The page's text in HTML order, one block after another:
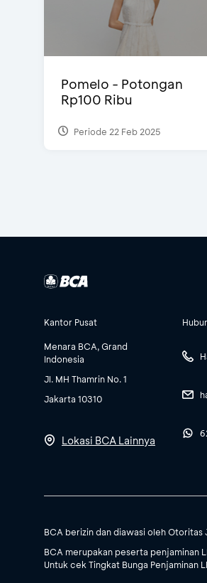
Pomelo - Potongan
Rp100 Ribu
Periode 22 Feb 2025
Kantor Pusat
Menara BCA, Grand
Indonesia
Jl. MH Thamrin No. 1
Jakarta 10310
Lokasi BCA Lainnya
BCA berizin dan diawasi oleh Otoritas
BCA merupakan peserta penjaminan
Untuk cek Tingkat Bunga Penjaminan